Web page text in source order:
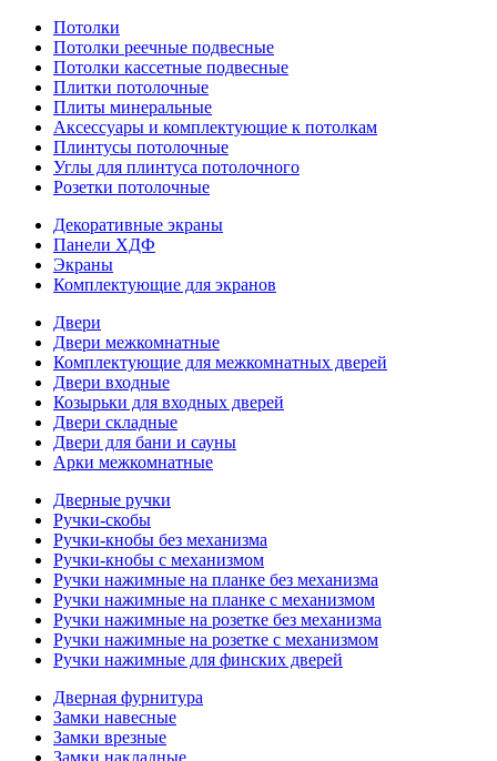
Потолки
Потолки реечные подвесные
Потолки кассетные подвесные
Плитки потолочные
Плиты минеральные
Аксессуары и комплектующие к потолкам
Плинтусы потолочные
Углы для плинтуса потолочного
Розетки потолочные
Декоративные экраны
Панели ХДФ
Экраны
Комплектующие для экранов
Двери
Двери межкомнатные
Комплектующие для межкомнатных дверей
Двери входные
Козырьки для входных дверей
Двери складные
Двери для бани и сауны
Арки межкомнатные
Дверные ручки
Ручки-скобы
Ручки-кнобы без механизма
Ручки-кнобы с механизмом
Ручки нажимные на планке без механизма
Ручки нажимные на планке с механизмом
Ручки нажимные на розетке без механизма
Ручки нажимные на розетке с механизмом
Ручки нажимные для финских дверей
Дверная фурнитура
Замки навесные
Замки врезные
Замки накладные